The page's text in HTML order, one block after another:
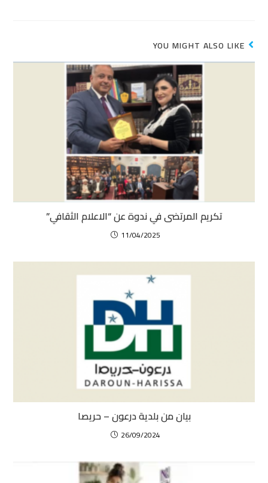
YOU MIGHT ALSO LIKE
تكريم المرتضى في ندوة عن “الاعلام الثقافي”
11/04/2025
بيان من بلدية درعون – حريصا
26/09/2024